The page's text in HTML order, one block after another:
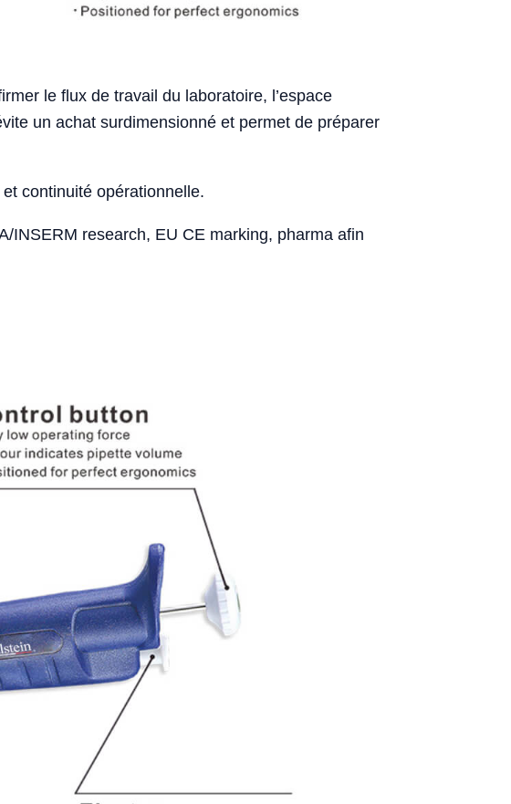
le flux de travail du laboratoire, l’espace
un achat surdimensionné et permet de préparer
continuité opérationnelle.
INSERM research, EU CE marking, pharma afin